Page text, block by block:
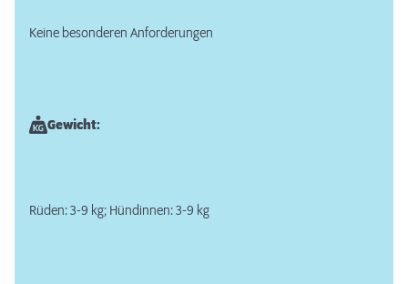
Keine besonderen Anforderungen
Gewicht:
Rüden: 3-9 kg; Hündinnen: 3-9 kg